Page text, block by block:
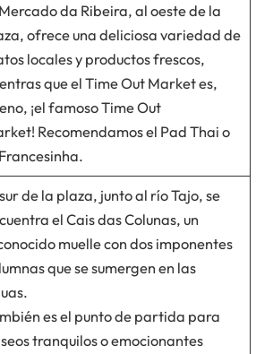
da Ribeira, al oeste de la
ofrece una deliciosa variedad de
locales y productos frescos,
que el Time Out Market es,
¡el famoso Time Out
Recomendamos el Pad Thai o
de la plaza, junto al río Tajo, se
el Cais das Colunas, un
muelle con dos imponentes
que se sumergen en las
es el punto de partida para
tranquilos o emocionantes